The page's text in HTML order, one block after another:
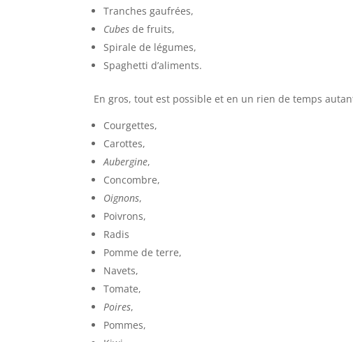
Tranches gaufrées,
Cubes de fruits,
Spirale de légumes,
Spaghetti d’aliments.
En gros, tout est possible et en un rien de temps
Courgettes,
Carottes,
Aubergine,
Concombre,
Oignons,
Poivrons,
Radis
Pomme de terre,
Navets,
Tomate,
Poires,
Pommes,